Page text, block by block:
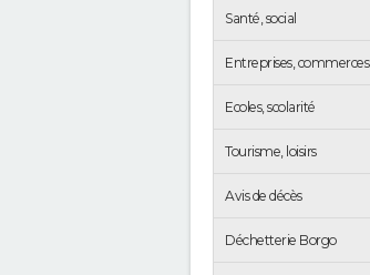
Santé, social
Entreprises, commerces
Ecoles, scolarité
Tourisme, loisirs
Avis de décès
Déchetterie Borgo